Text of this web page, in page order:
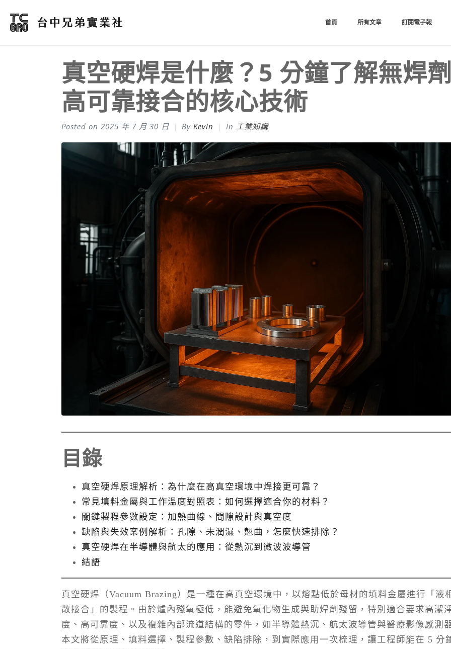
首頁 所有文章 訂閱電子報
真空硬焊是什麼？5 分鐘了解無焊
高可靠接合的核心技術
Posted on 2025 年 7 月 30 日 By Kevin In 工業知識
目錄
真空硬焊原理解析：為什麼在高真空環境中焊接更可靠？
常見填料金屬與工作溫度對照表：如何選擇適合你的材料？
關鍵製程參數設定：加熱曲線、間隙設計與真空度
缺陷與失效案例解析：孔隙、未潤濕、翹曲，怎麼快速排除？
真空硬焊在半導體與航太的應用：從熱沉到微波波導管
結語
真空硬焊（Vacuum Brazing）是一種在高真空環境中，以熔點低於母材的填料金屬進行「液
散接合」的製程。由於爐內殘氧極低，能避免氧化物生成與助焊劑殘留，特別適合要求高潔
度、高可靠度、以及複雜內部流道結構的零件，如半導體熱沉、航太波導管與醫療影像感測
本文將從原理、填料選擇、製程參數、缺陷排除，到實際應用一次梳理，讓工程師能在 5 分